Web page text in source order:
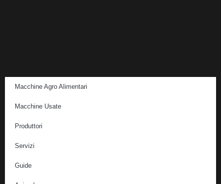
Macchine Agro Alimentari
Macchine Usate
Produttori
Servizi
Guide